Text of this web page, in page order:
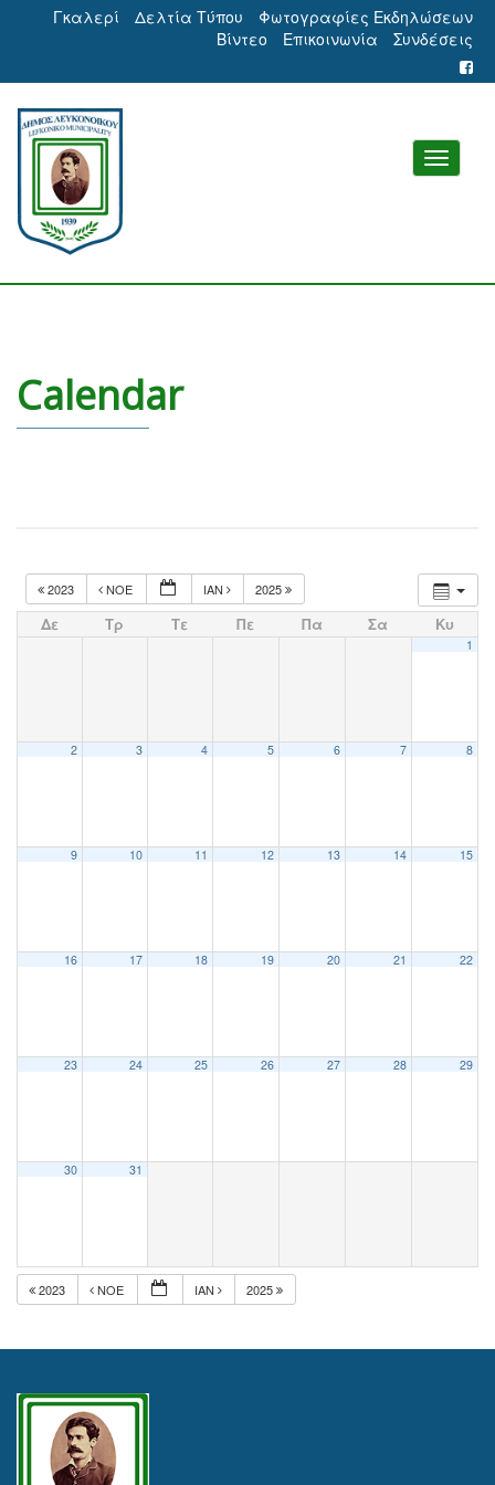
Γκαλερί Δελτία Τύπου
Φωτογραφίες Εκδηλώσεων
Βίντεο
Επικοινωνία Συνδέσεις
Calendar
2023 ΝΟΈ ΙΑΝ 2025
Δε Τρ Τε Πε Πα Σα Κυ
1
2 3 4 5 6 7 8
9 10 11 12 13 14 15
16 17 18 19 20 21 22
23 24 25 26 27 28 29
30 31
2023 ΝΟΈ ΙΑΝ 2025